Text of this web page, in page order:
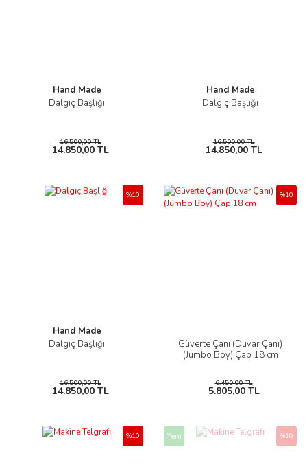
Hand Made
Dalgıç Başlığı
16.500,00 TL
14.850,00 TL
Hand Made
Dalgıç Başlığı
16.500,00 TL
14.850,00 TL
Hand Made
Dalgıç Başlığı
%10
16.500,00 TL
14.850,00 TL
Güverte Çanı (Duvar Çanı)
(Jumbo Boy) Çap 18 cm
%10
6.450,00 TL
5.805,00 TL
%10 Yeni %10